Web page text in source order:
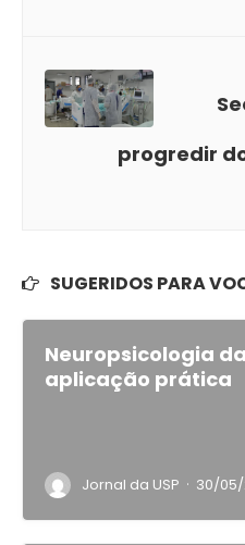
progredir
SUGERIDOS PARA
Neuropsicologia
aplicação prática
Jornal da USP · 30/